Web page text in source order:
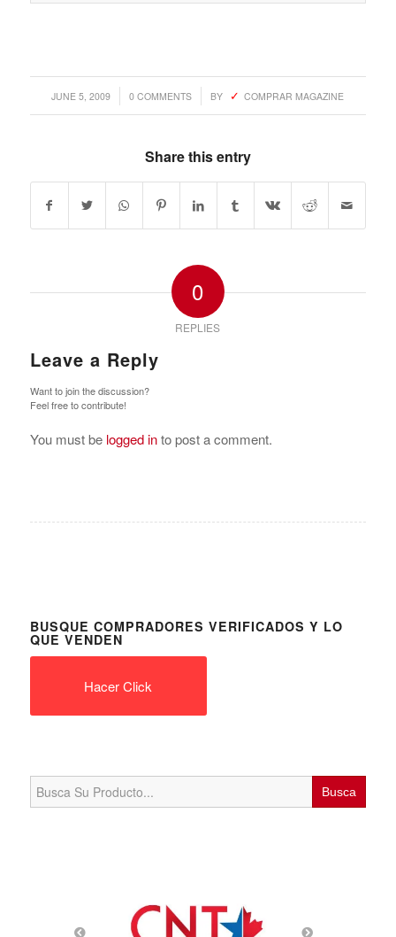
JUNE 5, 2009
/ 0 COMMENTS
/ BY COMPRAR MAGAZINE
Share this entry
0
REPLIES
Leave a Reply
Want to join the discussion?
Feel free to contribute!
You must be logged into post a comment.
BUSQUE COMPRADORES VERIFICADOS Y LO
QUE VENDEN
Hacer Click
Search
for: